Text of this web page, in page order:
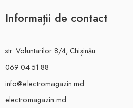
Informații de contact
str. Voluntarilor 8/4, Chișinău
069 04 51 88
info@electromagazin.md
electromagazin.md